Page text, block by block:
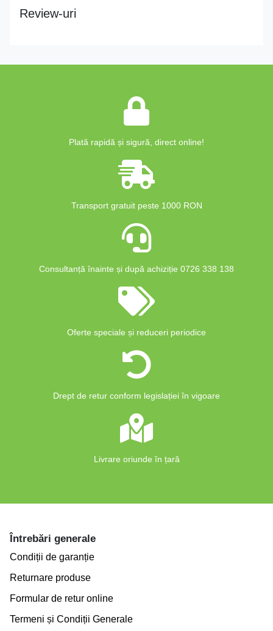
Review-uri
Plată rapidă și sigură, direct online!
Transport gratuit peste 1000 RON
Consultanță înainte și după achiziție 0726 338 138
Oferte speciale și reduceri periodice
Drept de retur conform legislației în vigoare
Livrare oriunde în țară
Întrebări generale
Condiții de garanție
Returnare produse
Formular de retur online
Termeni și Condiții Generale